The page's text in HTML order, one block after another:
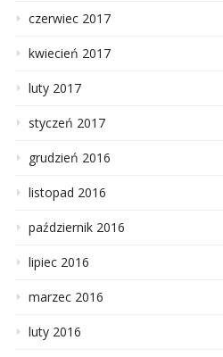
czerwiec 2017
kwiecień 2017
luty 2017
styczeń 2017
grudzień 2016
listopad 2016
październik 2016
lipiec 2016
marzec 2016
luty 2016